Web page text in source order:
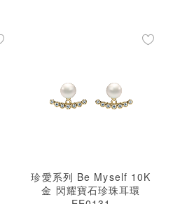
珍愛系列 Be Myself 10K
金 閃耀寶石珍珠耳環